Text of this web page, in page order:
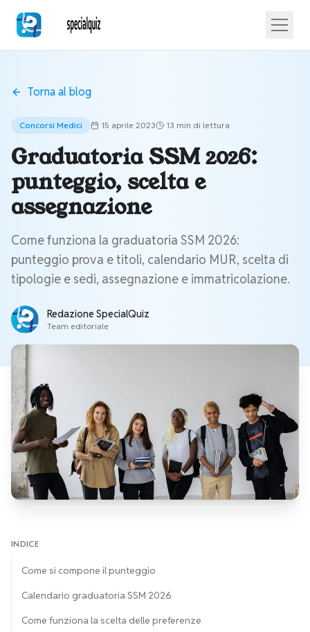
Torna al blog
Concorsi Medici 15 aprile 2023 13 min di lettura
Graduatoria SSM 2026:
punteggio, scelta e
assegnazione
Come funziona la graduatoria SSM 2026:
punteggio prova e titoli, calendario MUR, scelta di
tipologie e sedi, assegnazione e immatricolazione.
Redazione SpecialQuiz
Team editoriale
INDICE
Come si compone il punteggio
Calendario graduatoria SSM 2026
Come funziona la scelta delle preferenze